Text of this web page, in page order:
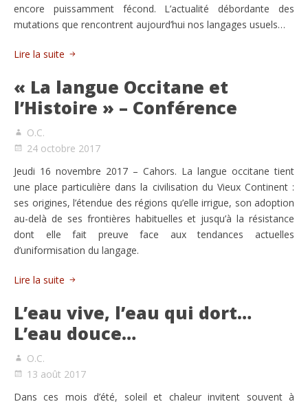
encore puissamment fécond. L’actualité débordante des
mutations que rencontrent aujourd’hui nos langages usuels…
Lire la suite
« La langue Occitane et
l’Histoire » – Conférence
O.C.
24 octobre 2017
Jeudi 16 novembre 2017 – Cahors. La langue occitane tient
une place particulière dans la civilisation du Vieux Continent :
ses origines, l’étendue des régions qu’elle irrigue, son adoption
au-delà de ses frontières habituelles et jusqu’à la résistance
dont elle fait preuve face aux tendances actuelles
d’uniformisation du langage.
Lire la suite
L’eau vive, l’eau qui dort…
L’eau douce…
O.C.
13 août 2017
Dans ces mois d’été, soleil et chaleur invitent souvent à